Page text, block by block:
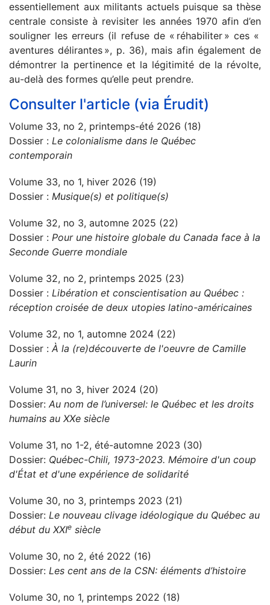
essentiellement aux militants actuels puisque sa thèse
centrale consiste à revisiter les années 1970 afin d’en
souligner les erreurs (il refuse de « réhabiliter » ces «
aventures délirantes », p. 36), mais afin également de
démontrer la pertinence et la légitimité de la révolte,
au-delà des formes qu’elle peut prendre.
Consulter l'article (via Érudit)
Volume 33, no 2, printemps-été 2026 (18)
Dossier : Le colonialisme dans le Québec
contemporain
Volume 33, no 1, hiver 2026 (19)
Dossier : Musique(s) et politique(s)
Volume 32, no 3, automne 2025 (22)
Dossier : Pour une histoire globale du Canada face à la
Seconde Guerre mondiale
Volume 32, no 2, printemps 2025 (23)
Dossier : Libération et conscientisation au Québec :
réception croisée de deux utopies latino-américaines
Volume 32, no 1, automne 2024 (22)
Dossier : À la (re)découverte de l'oeuvre de Camille
Laurin
Volume 31, no 3, hiver 2024 (20)
Dossier: Au nom de l’universel: le Québec et les droits
humains au XXe siècle
Volume 31, no 1-2, été-automne 2023 (30)
Dossier: Québec-Chili, 1973-2023. Mémoire d'un coup
d'État et d'une expérience de solidarité
Volume 30, no 3, printemps 2023 (21)
Dossier: Le nouveau clivage idéologique du Québec au
début du XXIe siècle
Volume 30, no 2, été 2022 (16)
Dossier: Les cent ans de la CSN: éléments d’histoire
Volume 30, no 1, printemps 2022 (18)